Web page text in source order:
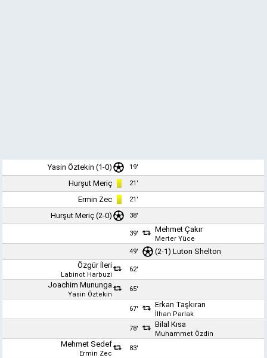
Yasin Öztekin (1-0) 19'
Hurşut Meriç 21'
Ermin Zec 21'
Hurşut Meriç (2-0) 38'
39' Mehmet Çakır
Merter Yüce
49'
(2-1) Luton Shelton
Özgür İleri
Labinot Harbuzi
62'
Joachim Mununga
Yasin Öztekin
65'
67' Erkan Taşkıran
İlhan Parlak
78'
Bilal Kısa
Muhammet Özdin
Mehmet Sedef
Ermin Zec
83'